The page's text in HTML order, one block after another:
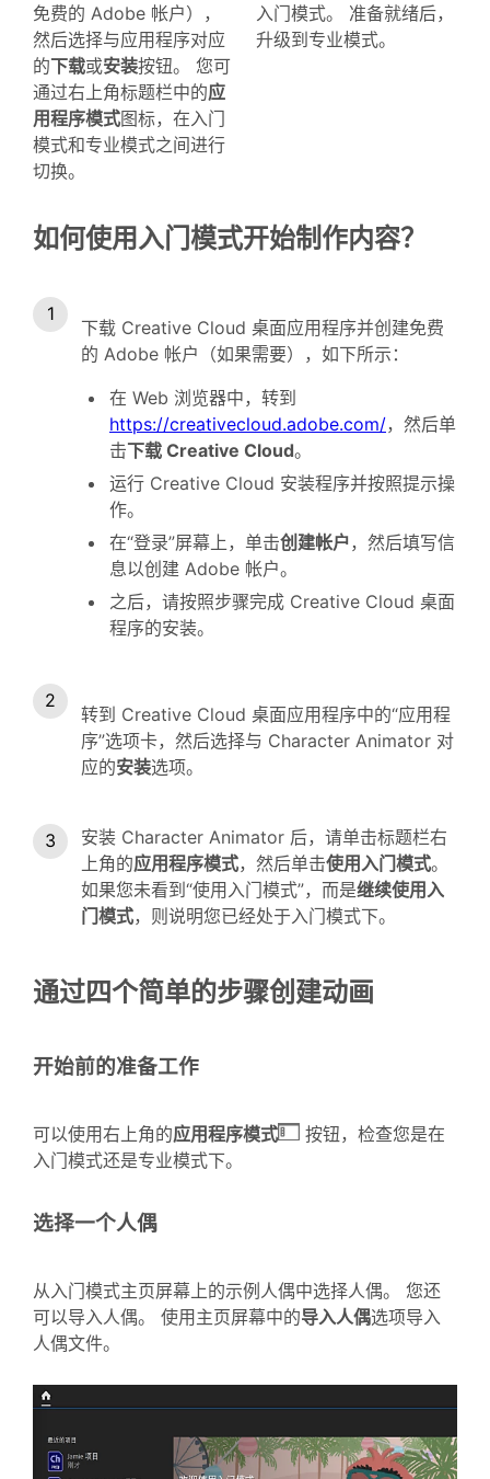
免费的 Adobe 帐户），
然后选择与应用程序对应
的下载或安装按钮。 您可
通过右上角标题栏中的应
用程序模式图标，在入门
模式和专业模式之间进行
切换。
入门模式。 准备就绪后，
升级到专业模式。
如何使用入门模式开始制作内容？
下载 Creative Cloud 桌面应用程序并创建免费
的 Adobe 帐户（如果需要），如下所示：
在 Web 浏览器中，转到
https://creativecloud.adobe.com/，然后单
击下载 Creative Cloud。
运行 Creative Cloud 安装程序并按照提示操
作。
在“登录”屏幕上，单击创建帐户，然后填写信
息以创建 Adobe 帐户。
之后，请按照步骤完成 Creative Cloud 桌面
程序的安装。
转到 Creative Cloud 桌面应用程序中的“应用程
序”选项卡，然后选择与 Character Animator 对
应的安装选项。
安装 Character Animator 后，请单击标题栏右
上角的应用程序模式，然后单击使用入门模式。
如果您未看到“使用入门模式”，而是继续使用入
门模式，则说明您已经处于入门模式下。
通过四个简单的步骤创建动画
开始前的准备工作
可以使用右上角的应用程序模式
按钮，检查您是在
入门模式还是专业模式下。
选择一个人偶
从入门模式主页屏幕上的示例人偶中选择人偶。 您还
可以导入人偶。 使用主页屏幕中的导入人偶选项导入
人偶文件。